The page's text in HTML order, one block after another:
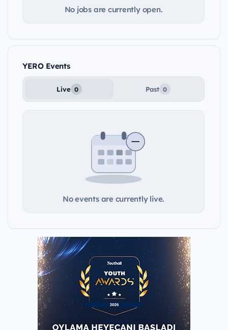
No jobs are currently open.
YERO Events
Live 0 Past 0
No events are currently live.